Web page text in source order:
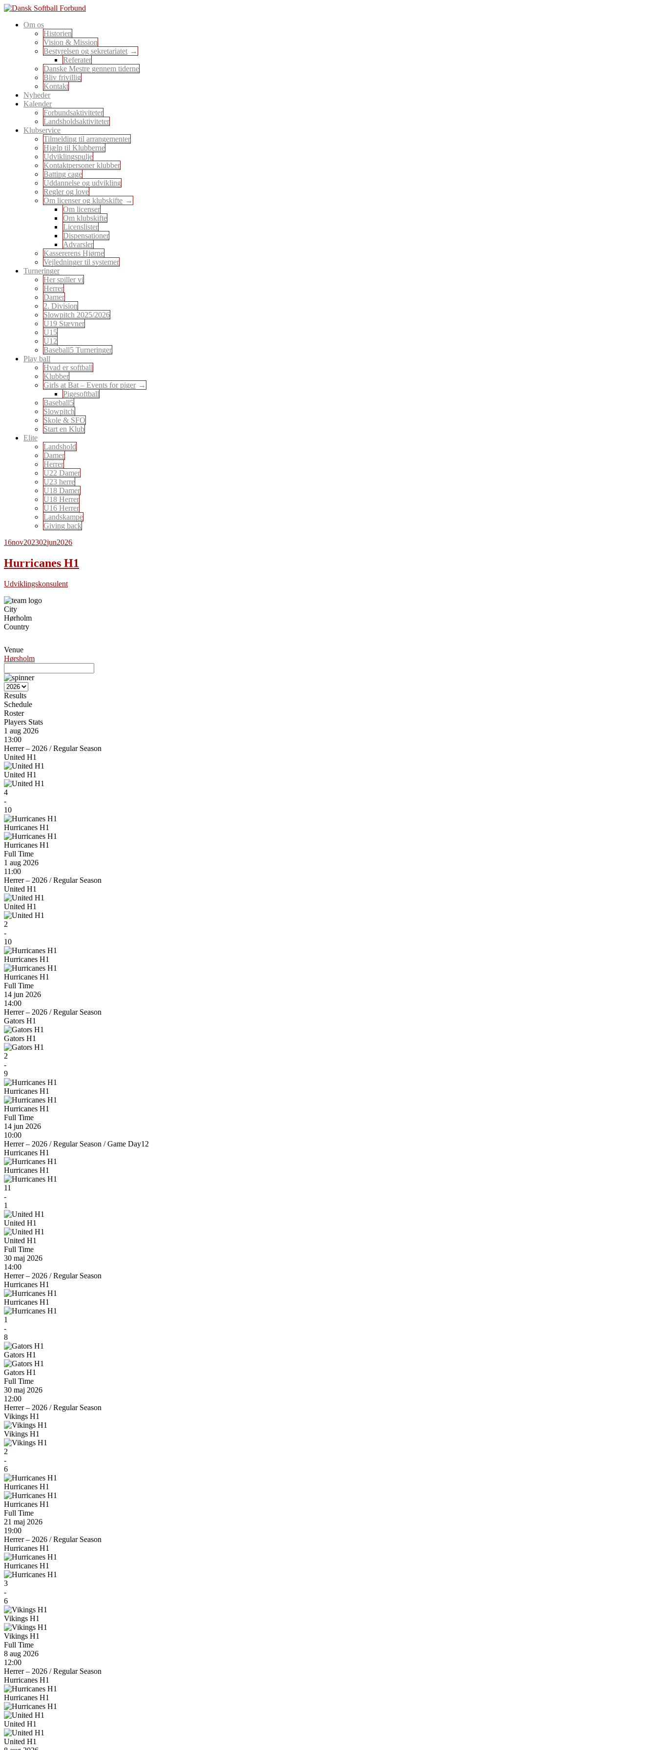
Skip
content
Dansk Softball Forbund
En sport for alle
Om os
Historien
Vision & Mission
Bestyrelsen og sekretariatet
Referater
Danske Mestre gennem tiderne
Bliv frivillig
Kontakt
Nyheder
Kalender
Forbundsaktiviteter
Landsholdsaktiviteter
Klubservice
Tilmelding til arrangementer
Hjælp til Klubberne
Udviklingspulje
Kontaktpersoner klubber
Batting cage
Uddannelse og udvikling
Regler og love
Om licenser og klubskifte
Om licenser
Om klubskifte
Licenslister
Dispensationer
Advarsler
Kassererens Hjørne
Vejledninger til systemer
Turneringer
Her spiller vi
Herrer
Damer
2. Division
Slowpitch 2025/2026
U19 Stævner
U15
U12
Baseball5 Turneringer
Play ball
Hvad er softball
Klubber
Girls at Bat – Events for piger
Pigesoftball
Baseball5
Slowpitch
Skole & SFO
Start en Klub
Elite
Landshold
Damer
Herrer
U22 Damer
U23 herre
U18 Damer
U18 Herrer
U16 Herrer
Landskampe
Giving back
16nov202302jun2026
Hurricanes H1
Udviklingskonsulent
City
Hørholm
Country
Venue
Hørsholm
Results
Schedule
Roster
Players Stats
1 aug 2026
13:00
Herrer – 2026 /Regular Season
United H1
United H1
4
-
10
Hurricanes H1
Hurricanes H1
Full Time
1 aug 2026
11:00
Herrer – 2026 /Regular Season
United H1
United H1
2
-
10
Hurricanes H1
Hurricanes H1
Full Time
14 jun 2026
14:00
Herrer – 2026 /Regular Season
Gators H1
Gators H1
2
-
9
Hurricanes H1
Hurricanes H1
Full Time
14 jun 2026
10:00
Herrer – 2026 /Regular Season / Game Day12
Hurricanes H1
Hurricanes H1
11
-
1
United H1
United H1
Full Time
30 maj 2026
14:00
Herrer – 2026 /Regular Season
Hurricanes H1
Hurricanes H1
1
-
8
Gators H1
Gators H1
Full Time
30 maj 2026
12:00
Herrer – 2026 /Regular Season
Vikings H1
Vikings H1
2
-
6
Hurricanes H1
Hurricanes H1
Full Time
21 maj 2026
19:00
Herrer – 2026 /Regular Season
Hurricanes H1
Hurricanes H1
3
-
6
Vikings H1
Vikings H1
Full Time
8 aug 2026
12:00
Herrer – 2026 /Regular Season
Hurricanes H1
Hurricanes H1
United H1
United H1